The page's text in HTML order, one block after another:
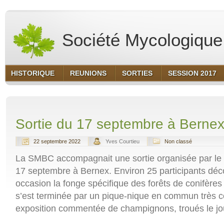
Société
HISTORIQUE REUNIONS SORTIES SESSION 2017
Sortie du 17 septembre à
22 septembre 2022 Yves Courtieu Non classé
La SMBC accompagnait une sortie organisée par
17 septembre à Bernex. Environ 25 participants
occasion la fonge spécifique des forêts de conifères
s’est terminée par un pique-nique en commun très
exposition commentée de champignons, troués le